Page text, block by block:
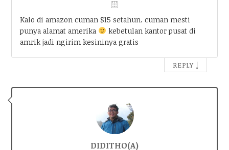
Kalo di amazon cuman $15 setahun. cuman mesti
punya alamat amerika
kebetulan kantor pusat di
amrik jadi ngirim kesininya gratis
REPLY ↓
DIDITHO(A)